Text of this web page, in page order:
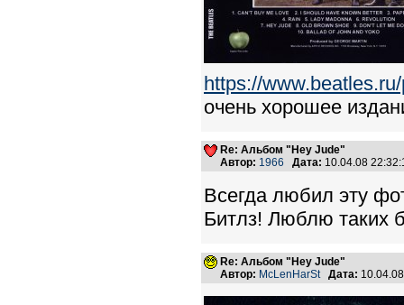
https://
очень хорошее
Re: Альбом "Hey Jude"
Автор: 1966 Дата: 10.04.08
Всегда любил эту
Битлз! Люблю таких
Re: Альбом "Hey Jude"
Автор: McLenHarSt Дата: